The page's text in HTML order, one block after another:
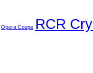
Opera Coupe RCR